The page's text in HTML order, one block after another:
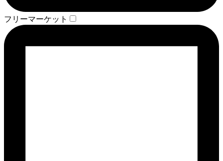
フリーマーケット